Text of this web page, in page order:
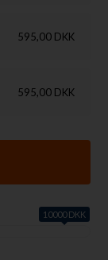
595,00 DKK
595,00 DKK
10000 DKK